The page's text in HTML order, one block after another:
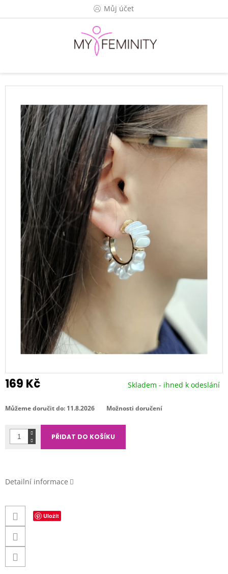
Můj účet
169 Kč
cena:
Skladem - ihned k odeslání
Můžeme doručit do: 11.8.2026 Možnosti doručení
PŘIDAT DO KOŠÍKU
Detailní informace
Uložit